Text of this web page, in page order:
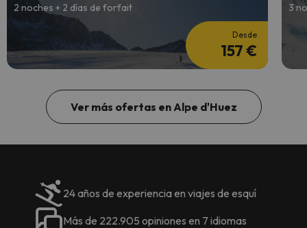
2 noches + 2 días de forfait
Desde
157 €
3
Ver más ofertas en Alpe d'Huez
24 años de experiencia en viajes de esquí
Más de 222.905 opiniones en 7 idiomas